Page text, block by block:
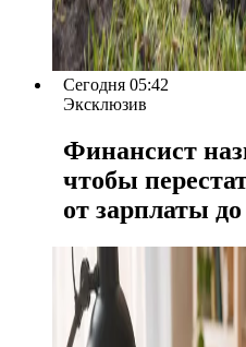
Сегодня 05:42
Эксклюзив
Финансист
чтобы
от зарплаты